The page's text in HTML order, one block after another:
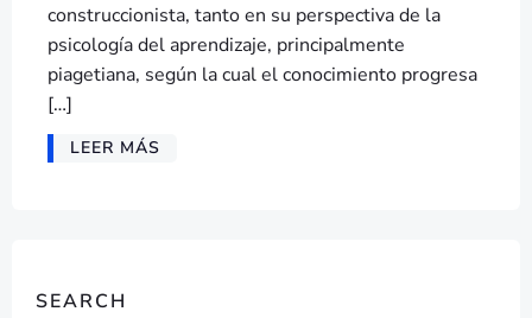
construccionista, tanto en su perspectiva de la
psicología del aprendizaje, principalmente
piagetiana, según la cual el conocimiento progresa
[…]
LEER MÁS
SEARCH